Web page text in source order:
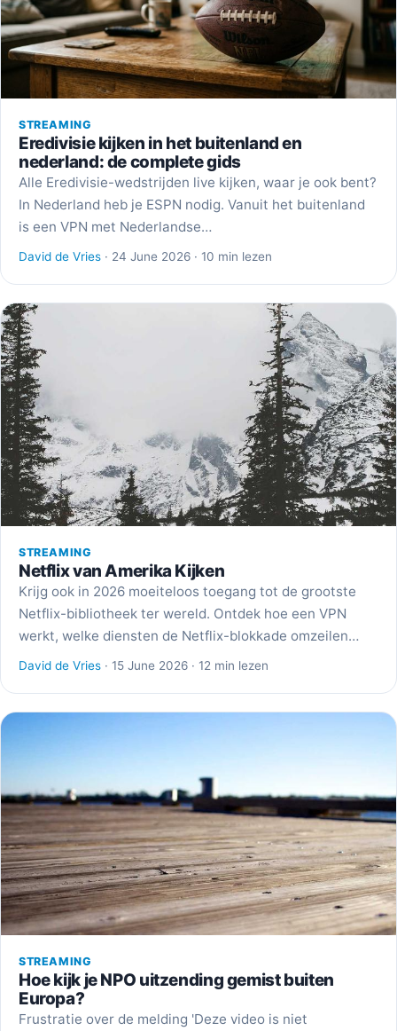
STREAMING
Eredivisie kijken in het buitenland en
nederland: de complete gids
Alle Eredivisie-wedstrijden live kijken, waar je ook bent?
In Nederland heb je ESPN nodig. Vanuit het buitenland
is een VPN met Nederlandse…
David de Vries · 24 June 2026 · 10 min lezen
STREAMING
Netflix van Amerika Kijken
Krijg ook in 2026 moeiteloos toegang tot de grootste
Netflix-bibliotheek ter wereld. Ontdek hoe een VPN
werkt, welke diensten de Netflix-blokkade omzeilen…
David de Vries · 15 June 2026 · 12 min lezen
STREAMING
Hoe kijk je NPO uitzending gemist buiten
Europa?
Frustratie over de melding 'Deze video is niet